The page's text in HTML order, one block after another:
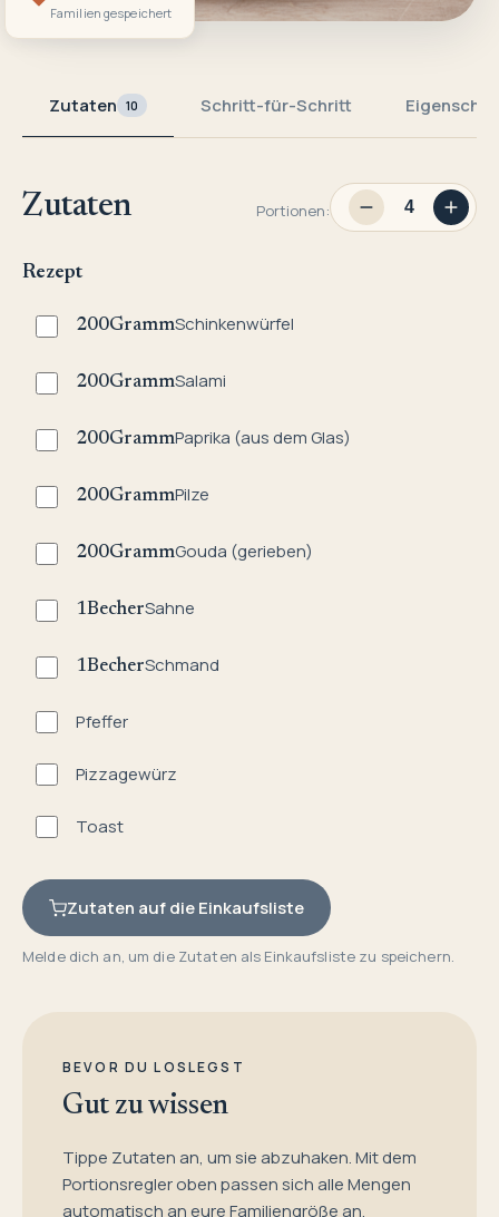
Familien gespeichert
Zutaten 10 Schritt-für-Schritt
Zutaten Portionen:
Rezept
200GrammSchinkenwürfel
200GrammSalami
200GrammPaprika (aus dem Glas)
200GrammPilze
200GrammGouda (gerieben)
1BecherSahne
1BecherSchmand
Pfeffer
Pizzagewürz
Toast
Zutaten auf die Einkaufsliste
Melde dich an, um die Zutaten als Einkaufsliste zu speichern.
BEVOR DU LOSLEGST
Gut zu wissen
Tippe Zutaten an, um sie abzuhaken. Mit dem
Portionsregler oben passen sich alle Mengen
automatisch an eure Familiengröße an.